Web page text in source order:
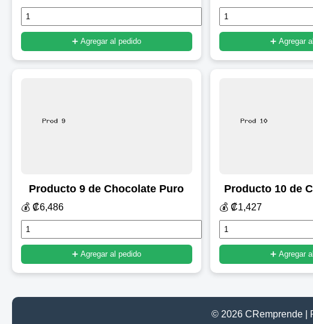
➕ Agregar al pedido ➕ Agregar
Producto 9 de Chocolate Puro
💰 ₡6,486
➕ Agregar al pedido
Producto 10 de
💰 ₡1,427
➕ Agregar
© 2026 CRemprende |